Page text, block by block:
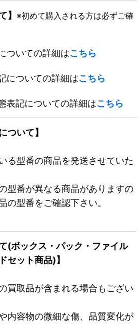
】 ※初めて購入される方は必ずご確
ついての詳細はこちら
についての詳細はこちら
表記についての詳細はこちら
ついて】
る型番の商品を発送させていた
型番が異なる商品がありますの
の型番をご確認下さい。
(ボックス・パック・ファイル
セット商品)】
買取品が含まれる場合もござい
内容物の微細な傷、品質変化が